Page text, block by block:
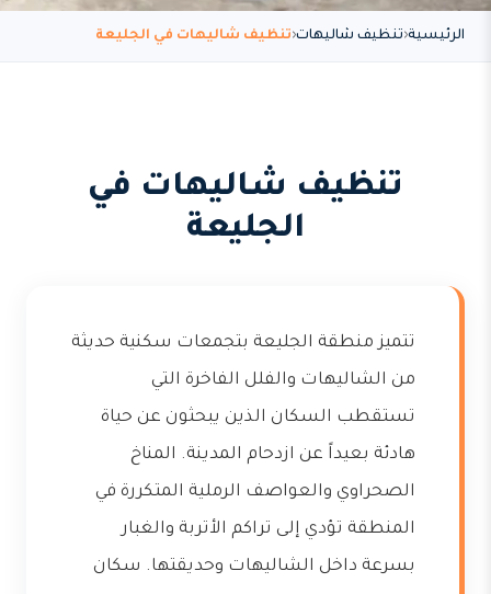
الرئيسية تنظيف شاليهات تنظيف شاليهات في الجليعة
تنظيف شاليهات في
الجليعة
تتميز منطقة الجليعة بتجمعات سكنية حديثة
من الشاليهات والفلل الفاخرة التي
تستقطب السكان الذين يبحثون عن حياة
هادئة بعيداً عن ازدحام المدينة. المناخ
الصحراوي والعواصف الرملية المتكررة في
المنطقة تؤدي إلى تراكم الأتربة والغبار
بسرعة داخل الشاليهات وحديقتها. سكان